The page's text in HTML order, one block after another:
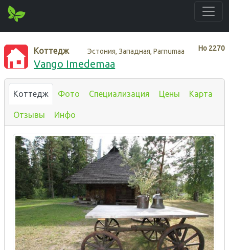
Нo 2270
Коттедж Эстония, Западная, Parnumaa
Vango Imedemaa
Коттедж Фото Специализация Цены Карта
Отзывы Инфо